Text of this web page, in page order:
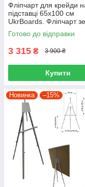
Фліпчарт для крейди
підставці 65х100 см
UkrBoards. Фліпчарт
крейдовий на підставці
Готово до відправки
3 315 ₴ 3 900 ₴
Купити
Новинка –15%